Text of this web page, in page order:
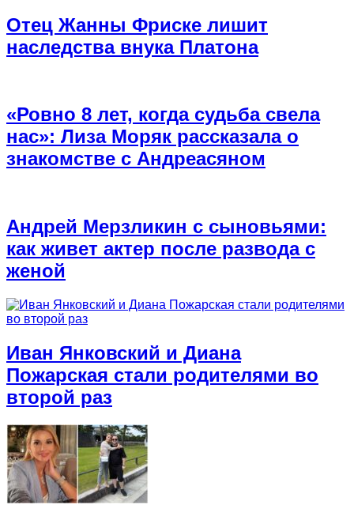
Отец Жанны Фриске лишит
наследства внука Платона
«Ровно 8 лет, когда судьба свела
нас»: Лиза Моряк рассказала о
знакомстве с Андреасяном
Андрей Мерзликин с сыновьями:
как живет актер после развода с
женой
Иван Янковский и Диана
Пожарская стали родителями во
второй раз